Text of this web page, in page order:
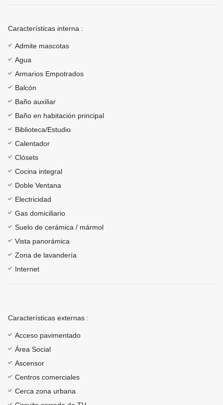
Características interna :
Admite mascotas
Agua
Armarios Empotrados
Balcón
Baño auxiliar
Baño en habitación principal
Biblioteca/Estudio
Calentador
Clósets
Cocina integral
Doble Ventana
Electricidad
Gas domiciliario
Suelo de cerámica / mármol
Vista panorámica
Zona de lavandería
Internet
Características externas :
Acceso pavimentado
Área Social
Ascensor
Centros comerciales
Cerca zona urbana